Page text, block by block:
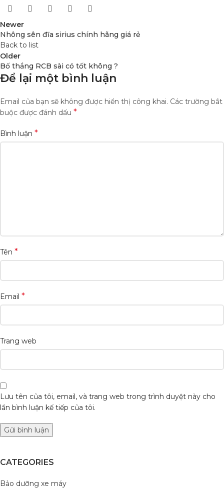
Newer
Nhông sên đĩa sirius chính hãng giá rẻ
Back to list
Older
Bố thắng RCB sài có tốt không ?
Để lại một bình luận
Email của bạn sẽ không được hiển thị công khai. Các trường bắt
buộc được đánh dấu *
Bình luận *
Tên *
Email *
Trang web
Lưu tên của tôi, email, và trang web trong trình duyệt này cho
lần bình luận kế tiếp của tôi.
CATEGORIES
Bảo dưỡng xe máy